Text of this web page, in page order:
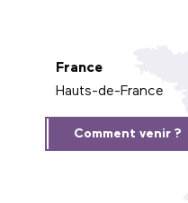
France
Hauts-de-France
Comment venir ?